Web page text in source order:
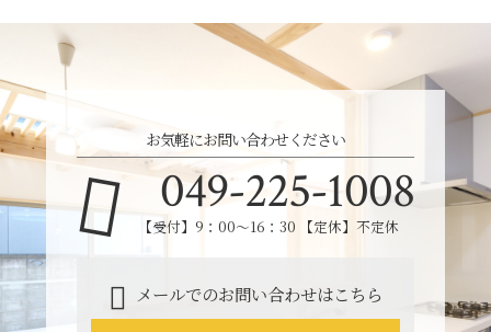
お気軽にお問い合わせください
049-225-1008
【受付】9：00～16：30 【定休】不定休
メールでのお問い合わせはこちら